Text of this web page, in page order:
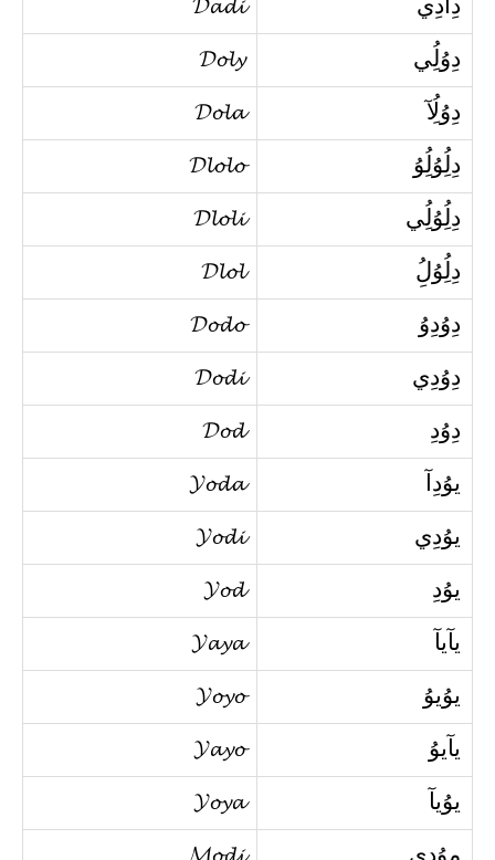
دِآدِي 𝓓𝓪𝓭𝓲
دِوُلُِي 𝓓𝓸𝓵𝔂
دِوُلُِآ 𝓓𝓸𝓵𝓪
دِلُِوُلُِوُ 𝓓𝓵𝓸𝓵𝓸
دِلُِوُلُِي 𝓓𝓵𝓸𝓵𝓲
دِلُِوُلُِ 𝓓𝓵𝓸𝓵
دِوُدِوُ 𝓓𝓸𝓭𝓸
دِوُدِي 𝓓𝓸𝓭𝓲
دِوُدِ 𝓓𝓸𝓭
يوُدِآ 𝓨𝓸𝓭𝓪
يوُدِي 𝓨𝓸𝓭𝓲
يوُدِ 𝓨𝓸𝓭
يآيآ 𝓨𝓪𝔂𝓪
يوُيوُ 𝓨𝓸𝔂𝓸
يآيوُ 𝓨𝓪𝔂𝓸
يوُيآ 𝓨𝓸𝔂𝓪